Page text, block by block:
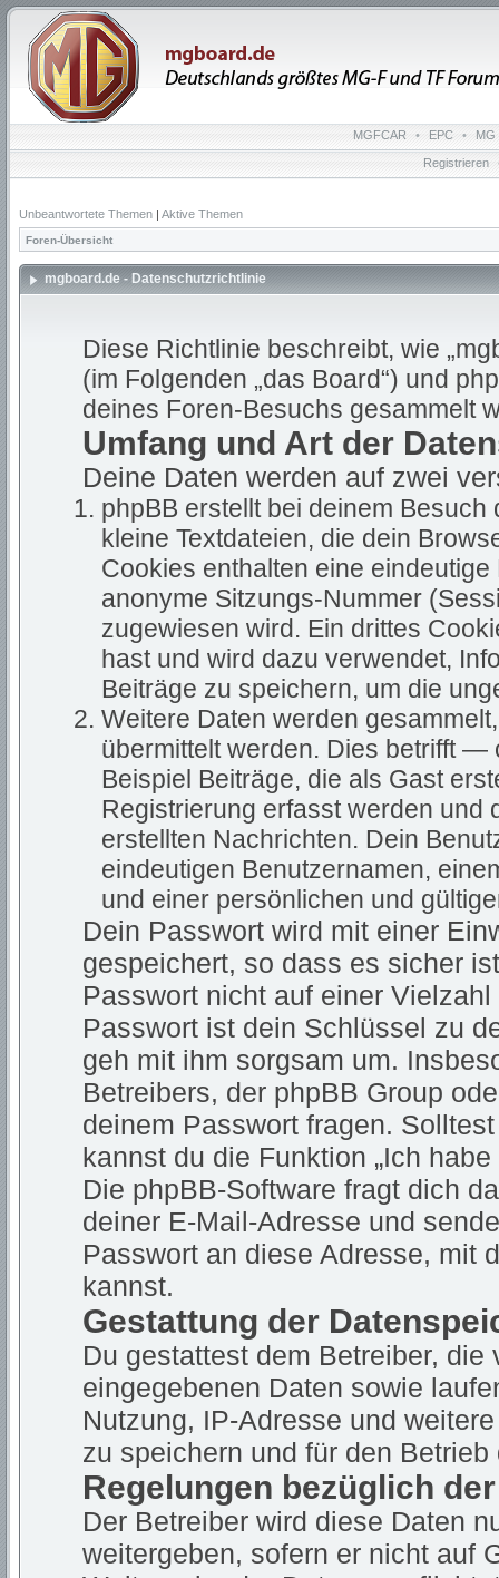
MGFCAR • EPC • MG
Registrieren
Unbeantwortete Themen | Aktive Themen
Foren-Übersicht
mgboard.de - Datenschutzrichtlinie
Diese Richtlinie beschreibt, wie
(im Folgenden „das Board“) und
deines Foren-Besuchs gesammelt
Umfang und Art der
Deine Daten werden auf zwei
phpBB erstellt bei deinem
kleine Textdateien, die dein
Cookies enthalten eine
anonyme Sitzungs-Nummer
zugewiesen wird. Ein drittes
hast und wird dazu verwendet,
Beiträge zu speichern, um die
Weitere Daten werden
übermittelt werden. Dies betrifft
Beispiel Beiträge, die als Gast
Registrierung erfasst werden und
erstellten Nachrichten. Dein
eindeutigen Benutzernamen,
und einer persönlichen und
Dein Passwort wird mit einer
gespeichert, so dass es sicher
Passwort nicht auf einer
Passwort ist dein Schlüssel zu
geh mit ihm sorgsam um.
Betreibers, der phpBB Group
deinem Passwort fragen.
kannst du die Funktion „Ich
Die phpBB-Software fragt dich
deiner E-Mail-Adresse und
Passwort an diese Adresse, mit
kannst.
Gestattung der
Du gestattest dem Betreiber,
eingegebenen Daten sowie
Nutzung, IP-Adresse und
zu speichern und für den
Regelungen bezüglich
Der Betreiber wird diese Daten
weitergeben, sofern er nicht auf